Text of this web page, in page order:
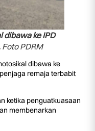
dibawa ke IPD
Foto PDRM
dibawa ke
remaja terbabit
ketika penguatkuasaan
membenarkan